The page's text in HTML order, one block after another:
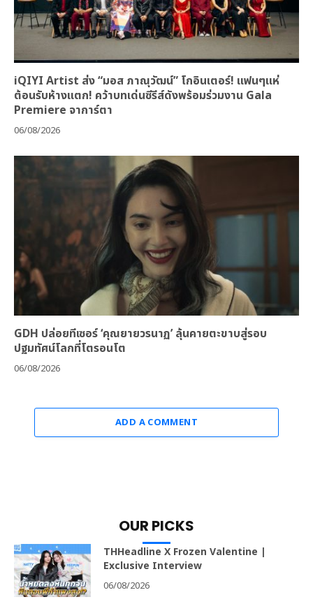
iQIYI Artist ส่ง “มอส ภาณุวัฒน์” โกอินเตอร์! แฟนๆแห่
ต้อนรับห้างแตก! คว้าบทเด่นซีรีส์ดังพร้อมร่วมงาน Gala
Premiere จาการ์ตา
06/08/2026
GDH ปล่อยทีเซอร์ ‘คุณยายวรนาฏ’ ลุ้นคายตะขาบสู่รอบ
ปฐมทัศน์โลกที่โตรอนโต
06/08/2026
ADD A COMMENT
OUR PICKS
THHeadline X Frozen Valentine |
Exclusive Interview
06/08/2026